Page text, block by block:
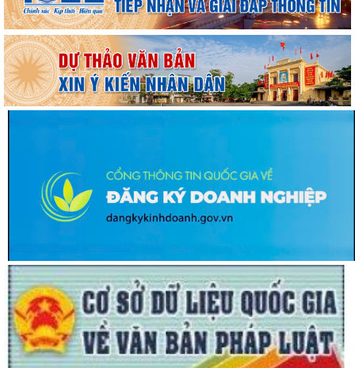
Hội đồng xác nhận người có công và Hội đồng Chính sách xã Nguyễn
Lương Bằng họp xét duyệt hồ sơ đề...
BAN THƯỜNG VỤ ĐẢNG UỶ XÃ NGUYỄN LƯƠNG BẰNG TRANG TRỌNG
HỘI NGHỊ TIẾP XÚC CỬ TRI SAU KỲ HỌP THƯỜNG LỆ GIỮA NĂM 2026
HĐND THÀNH PHỐ HẢI PHÒNG KHÓA XVII,...
ĐỘI TUYỂN U10 XÃ NGUYỄN LƯƠNG BẰNG RA QUÂN ĐẠI THẮNG TẠI
ĐỘI TUYỂN U10 XÃ NGUYỄN LƯƠNG BẰNG SẴN SÀNG TRANH TÀI TẠI
GIẢI BÓNG ĐÁ HOA PHƯỢNG THÀNH PHỐ HẢI...
Lan tỏa nghĩa cử cao đẹp trong phong trào hiến máu tình nguyện tại
xã Nguyễn Lương Bằng